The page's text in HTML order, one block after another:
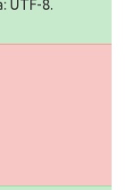
UTF-8.